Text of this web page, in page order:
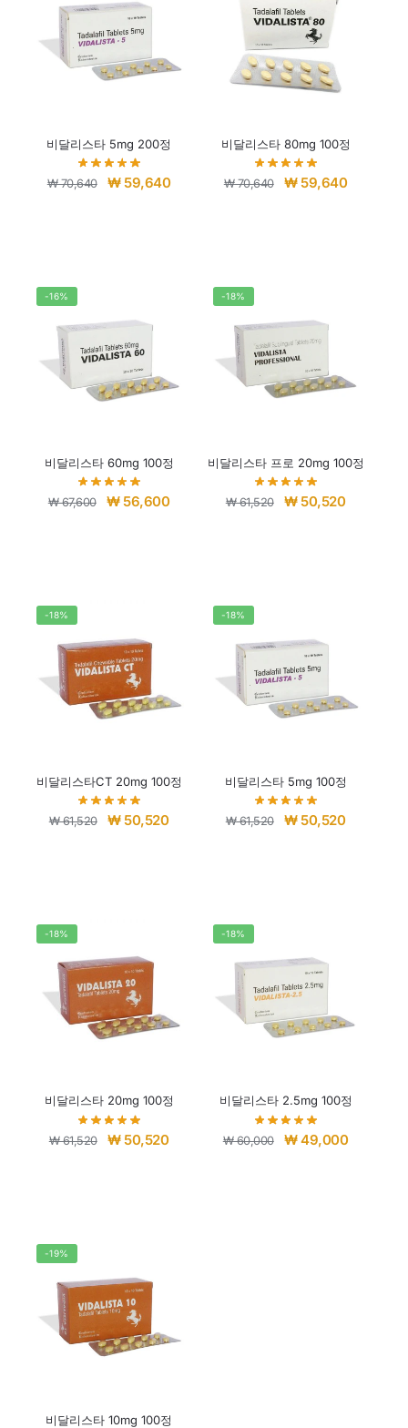
비달리스타 5mg 200정
₩70,640 ₩59,640
비달리스타 80mg 100정
₩70,640 ₩59,640
-16%
비달리스타 60mg 100정
₩67,600 ₩56,600
-18%
비달리스타 프로 20mg 100정
₩61,520 ₩50,520
-18%
비달리스타CT 20mg 100정
₩61,520 ₩50,520
-18%
비달리스타 5mg 100정
₩61,520 ₩50,520
-18%
비달리스타 20mg 100정
₩61,520 ₩50,520
-18%
비달리스타 2.5mg 100정
₩60,000 ₩49,000
-19%
비달리스타 10mg 100정